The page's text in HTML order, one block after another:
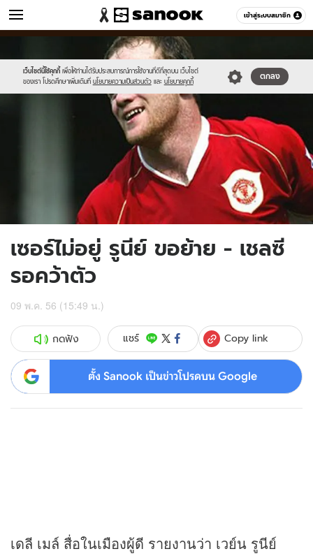
เข้าสู่ระบบสมาชิก
ข่าว หมวดอื่นๆ
เว็บไซต์นี้ใช้คุกกี้ เพื่อให้ท่านได้รับประสบการณ์การใช้งานที่ดีที่สุดบน เว็บไซต์
ของเรา โปรดศึกษาเพิ่มเติมที่ นโยบายความเป็นส่วนตัว และ นโยบายคุกกี้
ตกลง
//s.isanook.com/sr/0/images/logo-
new-
sanook.png
//s.isanook.com/ns/0/ud/237/1185030/451714-
01.jpg
เซอร์ไม่อยู่ รูนีย์ ขอย้าย - เชลซี
รอคว้าตัว
09 พ.ค. 56 (15:49 น.)
กดฟัง แชร์ Copy link
ตั้ง Sanook เป็นข่าวโปรดบน Google
เดลี เมล์ สื่อในเมืองผู้ดี รายงานว่า เวย์น รูนีย์